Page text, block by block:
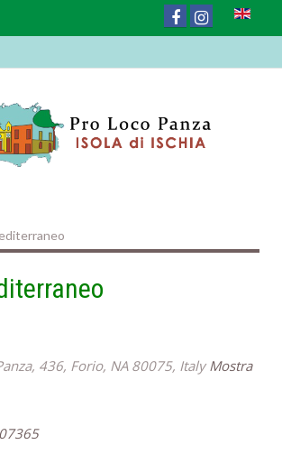
436, Forio, NA 80075, Italy Mostra